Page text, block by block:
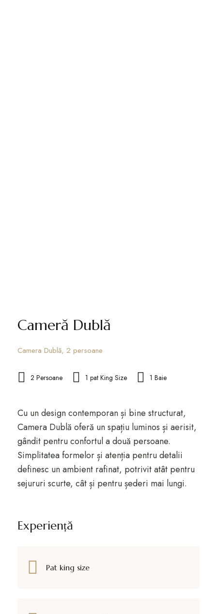
Cameră Dublă
Camera Dublă, 2 persoane
2 Persoane 1 pat King Size 1 Baie
Cu un design contemporan și bine structurat,
Camera Dublă oferă un spațiu luminos și aerisit,
gândit pentru confortul a două persoane.
Simplitatea formelor și atenția pentru detalii
definesc un ambient rafinat, potrivit atât pentru
sejururi scurte, cât și pentru șederi mai lungi.
Experiență
Pat king size